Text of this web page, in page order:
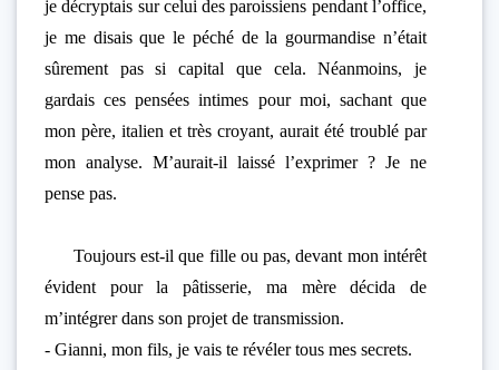
je décryptais sur celui des paroissiens pendant l’office,
je me disais que le péché de la gourmandise n’était
sûrement pas si capital que cela. Néanmoins, je
gardais ces pensées intimes pour moi, sachant que
mon père, italien et très croyant, aurait été troublé par
mon analyse. M’aurait-il laissé l’exprimer ? Je ne
pense pas.
Toujours est-il que fille ou pas, devant mon intérêt
évident pour la pâtisserie, ma mère décida de
m’intégrer dans son projet de transmission.
- Gianni, mon fils, je vais te révéler tous mes secrets.